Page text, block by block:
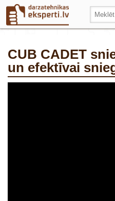
CUB CADET sniega frēzes - ātrai
un efektīvai